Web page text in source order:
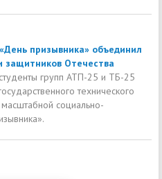
«День призывника» объединил
защитников Отечества
групп АТП-25 и ТБ-25
технического
масштабной социально-